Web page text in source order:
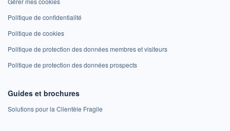
Politique de confidentialité
Politique de cookies
Politique de protection des données membres et visiteurs
Politique de protection des données prospects
Guides et brochures
Solutions pour la Clientèle Fragile